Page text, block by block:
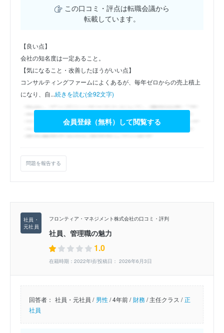
この口コミ・評点は転職会議から
転載しています。
【良い点】
会社の知名度は一定あること。
【気になること・改善したほうがいい点】
コンサルティングファームによくあるが、毎年ゼロからの売上積上
になり、自...続きを読む(全92文字)
会員登録（無料）して閲覧する
問題を報告する
フロンティア・マネジメント株式会社の口コミ・評判
社員、管理職の魅力
1.0
在籍時期：2022年頃/投稿日： 2026年6月3日
回答者： 社員・元社員 / 男性/4年前 / 財務/主任クラス / 正
社員